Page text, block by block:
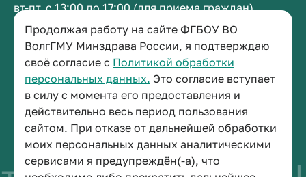
Продолжая работу на сайте ФГБОУ ВО
ВолгГМУ Минздрава России, я подтверждаю
своё согласие с Политикой обработки
персональных данных. Это согласие вступает
в силу с момента его предоставления и
действительно весь период пользования
сайтом. При отказе от дальнейшей обработки
моих персональных данных аналитическими
сервисами я предупреждён(-а), что
вт-пт, с 13:00 до 17:00 (для приема граждан)
Приемная ректора
+7 (8442) 38-50-05
г. Волгоград, площадь Павших Борцов, зд. 1,
кабинет 3-11
post@volgmed.ru
пн-пт, с 08.30 до 17.00 (перерыв с 12.30 до 13.00)